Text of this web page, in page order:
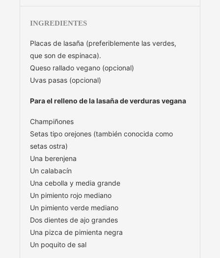
INGREDIENTES
Placas de lasaña (preferiblemente las verdes,
que son de espinaca).
Queso rallado vegano (opcional)
Uvas pasas (opcional)
Para el relleno de la lasaña de verduras vegana
Champiñones
Setas tipo orejones (también conocida como
setas ostra)
Una berenjena
Un calabacín
Una cebolla y media grande
Un pimiento rojo mediano
Un pimiento verde mediano
Dos dientes de ajo grandes
Una pizca de pimienta negra
Un poquito de sal